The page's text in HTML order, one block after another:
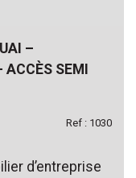
–
ACCÈS SEMI
Ref : 1030
d’entreprise